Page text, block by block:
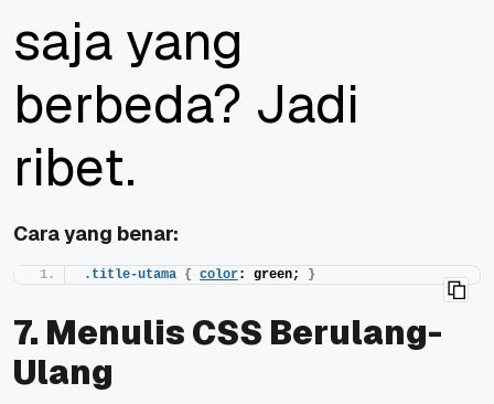
saja yang
berbeda? Jadi
ribet.
Cara yang benar:
.title-utama { color: green; }
7. Menulis CSS Berulang-
Ulang